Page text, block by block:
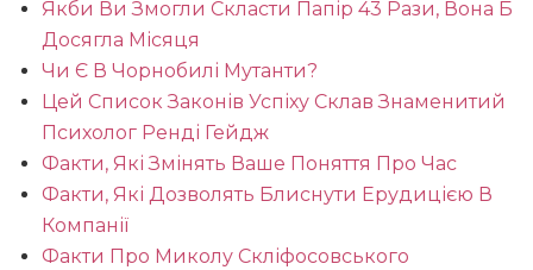
Якби Ви Змогли Скласти Папір 43 Рази, Вона Б
Досягла Місяця
Чи Є В Чорнобилі Мутанти?
Цей Список Законів Успіху Склав Знаменитий
Психолог Ренді Гейдж
Факти, Які Змінять Ваше Поняття Про Час
Факти, Які Дозволять Блиснути Ерудицією В
Компанії
Факти Про Миколу Скліфосовського